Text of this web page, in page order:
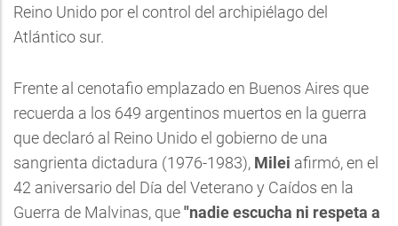
Reino Unido por el control del archipiélago del
Atlántico sur.
Frente al cenotafio emplazado en Buenos Aires que
recuerda a los 649 argentinos muertos en la guerra
que declaró al Reino Unido el gobierno de una
sangrienta dictadura (1976-1983), Milei afirmó, en el
42 aniversario del Día del Veterano y Caídos en la
Guerra de Malvinas, que"nadie escucha ni respeta a